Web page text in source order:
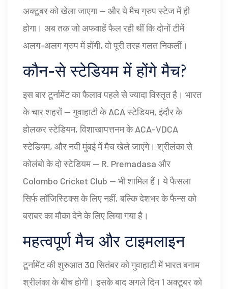
अक्टूबर को खेला जाएगा — और ये मैच ग्रुप स्टेज में ही
होगा। अब तक जो अफवाहें फैल रही थीं कि दोनों टीमें
अलग-अलग ग्रुप में होंगी, वो पूरी तरह गलत निकलीं।
कौन-से स्टेडियम में होंगे मैच?
इस बार टूर्नामेंट का फैलाव पहले से ज्यादा विस्तृत है। भारत
के चार शहरों —गुवाहाटीकेACA स्टेडियम,इंदौरके
होलकर स्टेडियम,विशाखापत्तनमकेACA-VDCA
स्टेडियम, औरनवी मुंबईमें मैच खेले जाएंगे। श्रीलंका से
कोलंबोके दो स्टेडियम — R. Premadasa और
Colombo Cricket Club — भी शामिल हैं। ये फैसला
सिर्फ लॉजिस्टिक्स के लिए नहीं, बल्कि देशभर के फैन्स को
बराबर का मौका देने के लिए लिया गया है।
महत्वपूर्ण मैच और टाइमलाइन
टूर्नामेंट की शुरुआत 30 सितंबर कोगुवाहाटीमें भारत बनाम
श्रीलंका के बीच होगी। इसके बाद अगले दिन 1 अक्टूबर को